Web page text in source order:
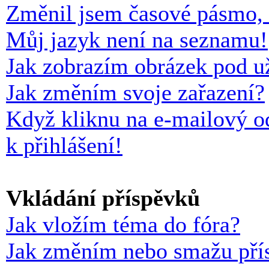
Změnil jsem časové
Můj jazyk není na seznamu!
Jak zobrazím obrázek pod
Jak změním svoje zařazení?
Když kliknu na e-mailový
k přihlášení!
Vkládání příspěvků
Jak vložím téma do fóra?
Jak změním nebo smažu